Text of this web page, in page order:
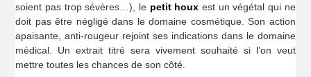
soient pas trop sévères…), le petit houx est un végétal qui ne
doit pas être négligé dans le domaine cosmétique. Son action
apaisante, anti-rougeur rejoint ses indications dans le domaine
médical. Un extrait titré sera vivement souhaité si l’on veut
mettre toutes les chances de son côté.